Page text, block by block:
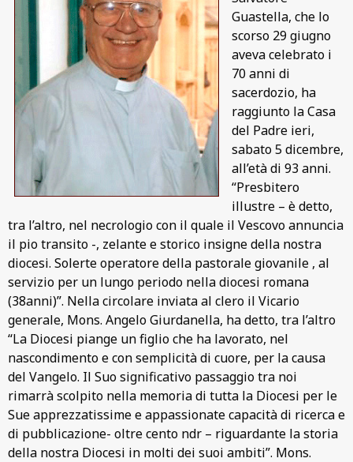
Guastella, che lo
scorso 29 giugno
aveva celebrato i
70 anni di
sacerdozio, ha
raggiunto la Casa
del Padre ieri,
sabato 5 dicembre,
all’età di 93 anni.
“Presbitero
illustre – è detto,
tra l’altro, nel necrologio con il quale il Vescovo annuncia
il pio transito -, zelante e storico insigne della nostra
diocesi. Solerte operatore della pastorale giovanile , al
servizio per un lungo periodo nella diocesi romana
(38anni)”. Nella circolare inviata al clero il Vicario
generale, Mons. Angelo Giurdanella, ha detto, tra l’altro
“La Diocesi piange un figlio che ha lavorato, nel
nascondimento e con semplicità di cuore, per la causa
del Vangelo. Il Suo significativo passaggio tra noi
rimarrà scolpito nella memoria di tutta la Diocesi per le
Sue apprezzatissime e appassionate capacità di ricerca e
di pubblicazione- oltre cento ndr – riguardante la storia
della nostra Diocesi in molti dei suoi ambiti”. Mons.